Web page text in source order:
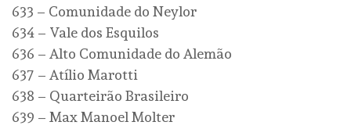
633 – Comunidade do Neylor
634 – Vale dos Esquilos
636 – Alto Comunidade do Alemão
637 – Atílio Marotti
638 – Quarteirão Brasileiro
639 – Max Manoel Molter